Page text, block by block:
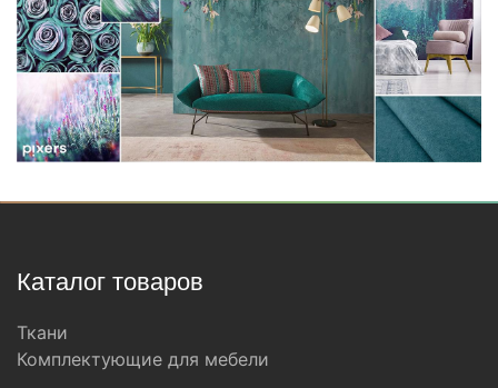
Каталог товаров
Ткани
Комплектующие для мебели